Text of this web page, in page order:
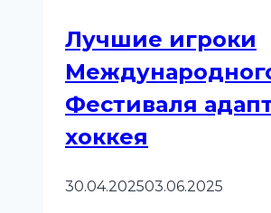
Лучшие игроки
Фестиваля
хоккея
30.04.202503.06.2025